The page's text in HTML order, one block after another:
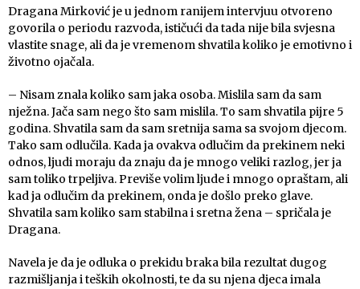
Dragana Mirković je u jednom ranijem intervjuu otvoreno
govorila o periodu razvoda, ističući da tada nije bila svjesna
vlastite snage, ali da je vremenom shvatila koliko je emotivno i
životno ojačala.
– Nisam znala koliko sam jaka osoba. Mislila sam da sam
nježna. Jača sam nego što sam mislila. To sam shvatila pijre 5
godina. Shvatila sam da sam sretnija sama sa svojom djecom.
Tako sam odlučila. Kada ja ovakva odlučim da prekinem neki
odnos, ljudi moraju da znaju da je mnogo veliki razlog, jer ja
sam toliko trpeljiva. Previše volim ljude i mnogo opraštam, ali
kad ja odlučim da prekinem, onda je došlo preko glave.
Shvatila sam koliko sam stabilna i sretna žena – spričala je
Dragana.
Navela je da je odluka o prekidu braka bila rezultat dugog
razmišljanja i teških okolnosti, te da su njena djeca imala